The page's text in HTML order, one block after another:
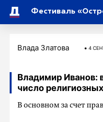
Влада Златова 4
Владимир Иванов:
число
В основном за счет